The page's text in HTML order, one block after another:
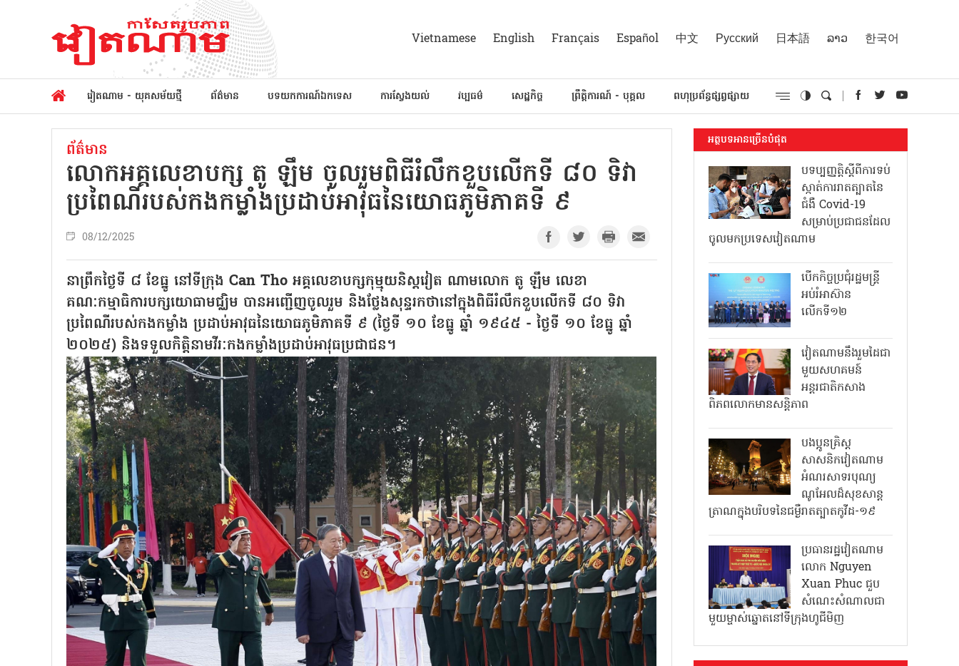
Vietnamese English Français Español 中文 Русский 日本語 ລາວ 한국어
វៀតណាម - យុគសម័យថ្មី ព័ត៌មាន បទយកការណ៍ឯកទេស ការស្វែងយល់ វប្បធម៌ សេដ្ឋកិច្ច ព្រឹត្តិការណ៍ - បុគ្គល ពហុប្រព័ន្ធផ្សព្វផ្សាយ
ព័ត៌មាន
លោកអគ្គលេខាបក្ស តូ ឡឹម ចូលរួមពិធីរំលឹកខួបលើកទី ៨០ ទិវា
ប្រពៃណីរបស់កងកម្លាំងប្រដាប់អាវុធនៃយោធភូមិភាគទី ៩
08/12/2025
នាព្រឹកថ្ងៃទី ៨ ខែធ្នូ នៅទីក្រុង Can Tho អគ្គលេខាបក្សកុម្មុយនិស្តវៀត ណាមលោក តូ ឡឹម លេខា
គណៈកម្មាធិការបក្សយោធាមជ្ឈិម បានអញ្ជើញចូលរួម និងថ្លែងសុន្ទរកថានៅក្នុងពិធីរំលឹកខួបលើកទី ៨០ ទិវា
ប្រពៃណីរបស់កងកម្លាំង ប្រដាប់អាវុធនៃយោធភូមិភាគទី ៩ (ថ្ងៃទី ១០ ខែធ្នូ ឆ្នាំ ១៩៤៥ - ថ្ងៃទី ១០ ខែធ្នូ ឆ្នាំ
២០២៥) និងទទួលកិត្តិនាមវីរៈកងកម្លាំងប្រដាប់អាវុធប្រជាជន។
អត្ថបទអានច្រើនបំផុត
បទប្បញ្ញត្តិស្តីពីការទប់
ស្កាត់ការរាតត្បាតនៃ
ជំងឺ Covid-19
សម្រាប់ប្រជាជនដែល
ចូលមកប្រទេសវៀតណាម
បើកកិច្ចប្រជុំរដ្ឋមន្ត្រី
អប់រំអាស៊ាន
លើកទី១២
វៀតណាមនឹងរួមដៃជា
មួយសហគមន៍
អន្តរជាតិកសាង
ពិភពលោកមានសន្តិភាព
បងប្អូនគ្រិស្ត
សាសនិកវៀតណាម
អំណរសាទរបុណ្យ
ណូអែលដ៏សុខសាន្ត
ត្រាណក្នុងបរិបទនៃជម្ងឺរាតត្បាតកូវីដ-១៩
ប្រធានរដ្ឋវៀតណាម
លោក Nguyen
Xuan Phuc ជួប
សំណេះសំណាលជា
មួយម្ចាស់ឆ្នោតនៅទីក្រុងហូជីមិញ